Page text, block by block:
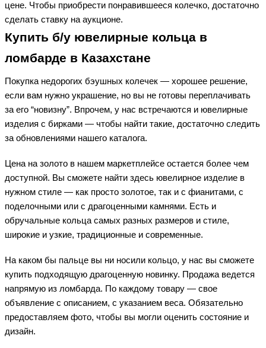
цене. Чтобы приобрести понравившееся колечко, достаточно
сделать ставку на аукционе.
Купить б/у ювелирные кольца в
ломбарде в Казахстане
Покупка недорогих бэушных колечек — хорошее решение,
если вам нужно украшение, но вы не готовы переплачивать
за его “новизну”. Впрочем, у нас встречаются и ювелирные
изделия с бирками — чтобы найти такие, достаточно следить
за обновлениями нашего каталога.
Цена на золото в нашем маркетплейсе остается более чем
доступной. Вы сможете найти здесь ювелирное изделие в
нужном стиле — как просто золотое, так и с фианитами, с
поделочными или с драгоценными камнями. Есть и
обручальные кольца самых разных размеров и стиле,
широкие и узкие, традиционные и современные.
На каком бы пальце вы ни носили кольцо, у нас вы сможете
купить подходящую драгоценную новинку. Продажа ведется
напрямую из ломбарда. По каждому товару — свое
объявление с описанием, с указанием веса. Обязательно
предоставляем фото, чтобы вы могли оценить состояние и
дизайн.